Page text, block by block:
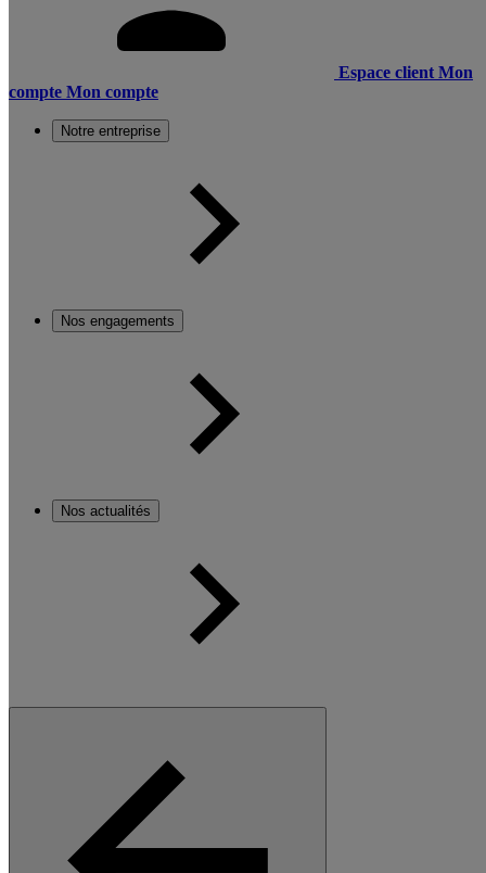
Espace client Mon
compte Mon compte
Notre entreprise
Nos engagements
Nos actualités